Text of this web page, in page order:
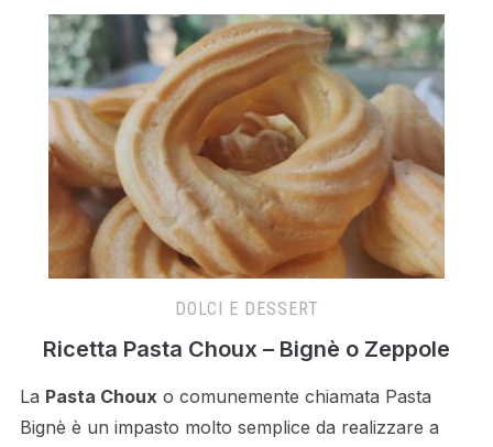
DOLCI E DESSERT
Ricetta Pasta Choux – Bignè o Zeppole
La Pasta Choux o comunemente chiamata Pasta
Bignè è un impasto molto semplice da realizzare a